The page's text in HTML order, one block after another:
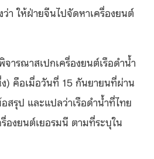
า ให้ฝ่ายจีนไปจัดหาเครื่องยนต์
ารณาสเปกเครื่องยนต์เรือดำน้ำ
) คือเมื่อวันที่ 15 กันยายนที่ผ่าน
สรุป และแปลว่าเรือดำน้ำที่ไทย
องยนต์เยอรมนี ตามที่ระบุใน